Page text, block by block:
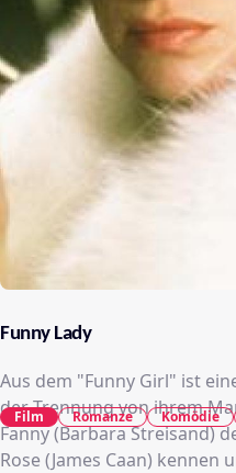
Funny Lady
Aus dem "Funny Girl" ist
der Trennung von ihrem
Fanny (Barbara Streisand)
Rose (James Caan) kennen
Film Romanze Komödie